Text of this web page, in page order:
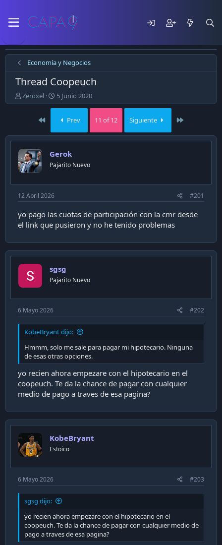
Economía y Negocios
Thread Coopeuch
E
m
ó
e
l
t
e
m
a
Zeroxel
F
e
a
d
p
u
l
c
a
c
i
5 Junio 2020
First Prev 11 of 12 Siguiente
Gerok
Pajarito Nuevo
12 Abril 2026 #201
yo pago las cuotas de participación con la cmr desde
el link que pusieron y no he tenido problemas
sgsg
Pajarito Nuevo
6 Mayo 2026 #202
KobeBryant dijo:
Hmmm, solo me sale para pagar mi hipotecario. Ninguna
de esas otras opciones.
yo recien ahora empezare con el hipotecario en el
coopeuch. Te da la chance de pagar con cualquier
medio de pago a traves de esa pagina?
KobeBryant
Estoico
6 Mayo 2026 #203
sgsg dijo:
yo recien ahora empezare con el hipotecario en el
coopeuch. Te da la chance de pagar con cualquier medio de
pago a traves de esa pagina?